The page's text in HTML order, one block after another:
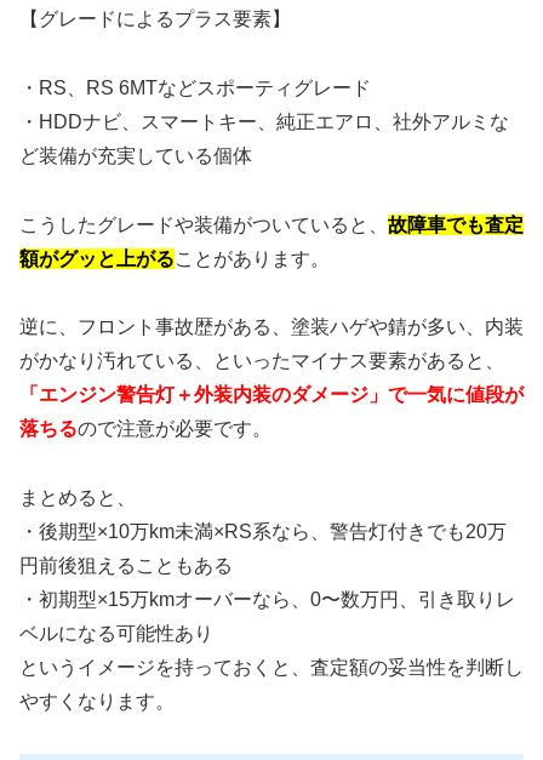
【グレードによるプラス要素】
・RS、RS 6MTなどスポーティグレード
・HDDナビ、スマートキー、純正エアロ、社外アルミな
ど装備が充実している個体
こうしたグレードや装備がついていると、 故障車でも査定
額がグッと上がることがあります。
逆に、フロント事故歴がある、塗装ハゲや錆が多い、内装
がかなり汚れている、といったマイナス要素があると、
「エンジン警告灯＋外装内装のダメージ」で一気に値段が
落ちるので注意が必要です。
まとめると、
・後期型×10万km未満×RS系なら、警告灯付きでも20万
円前後狙えることもある
・初期型×15万kmオーバーなら、0〜数万円、引き取りレ
ベルになる可能性あり
というイメージを持っておくと、査定額の妥当性を判断し
やすくなります。